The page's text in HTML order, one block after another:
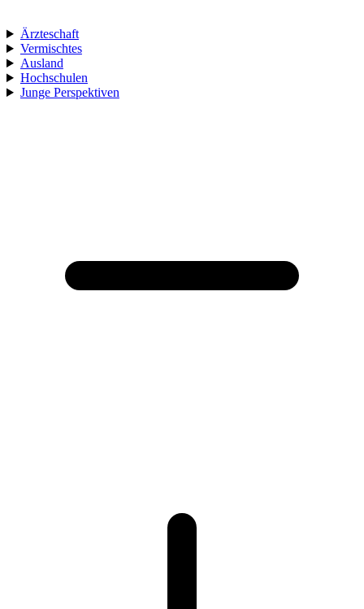
Ärzteschaft
Vermischtes
Ausland
Hochschulen
Junge Perspektiven